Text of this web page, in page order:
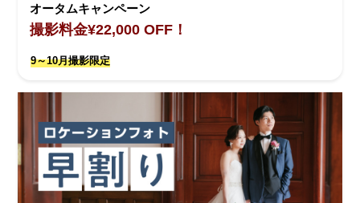
オータムキャンペーン
撮影料金¥22,000 OFF！
9～10月撮影限定